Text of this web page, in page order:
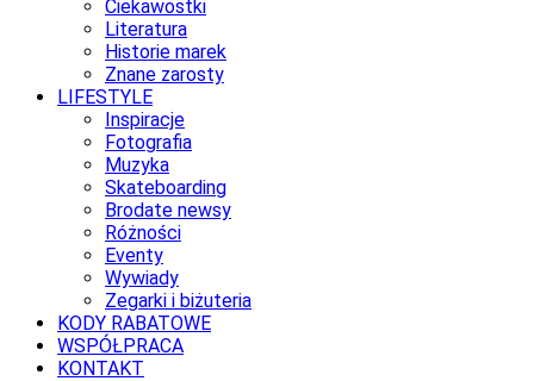
Ciekawostki
Literatura
Historie marek
Znane zarosty
LIFESTYLE
Inspiracje
Fotografia
Muzyka
Skateboarding
Brodate newsy
Różności
Eventy
Wywiady
Zegarki i biżuteria
KODY RABATOWE
WSPÓŁPRACA
KONTAKT